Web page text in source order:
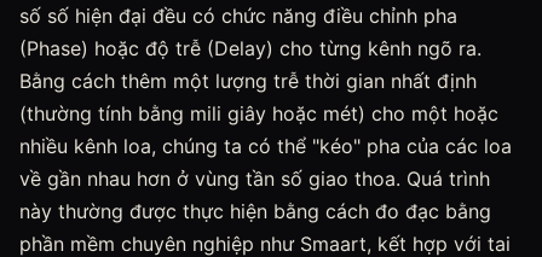
số số hiện đại đều có chức năng điều chỉnh pha
(Phase) hoặc độ trễ (Delay) cho từng kênh ngõ ra.
Bằng cách thêm một lượng trễ thời gian nhất định
(thường tính bằng mili giây hoặc mét) cho một hoặc
nhiều kênh loa, chúng ta có thể "kéo" pha của các loa
về gần nhau hơn ở vùng tần số giao thoa. Quá trình
này thường được thực hiện bằng cách đo đạc bằng
phần mềm chuyên nghiệp như Smaart, kết hợp với tai